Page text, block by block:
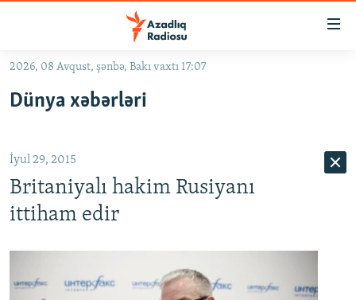
Əsas
qayıt
qayıt
Axtarışa
keç
#İZAHLA
#ƏSLINDƏ
FƏRQƏ BAX
MULTIMEDIA
2026, 08 Avqust, şənbə, Bakı vaxtı 17:07
Dünya xəbərləri
İyul 29, 2015
Britaniyalı hakim Rusiyanı
ittiham edir